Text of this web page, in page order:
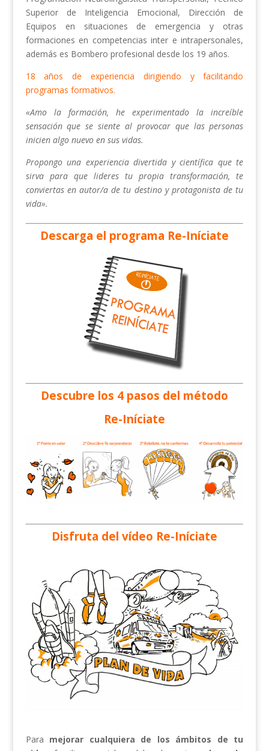
Superior de Inteligencia Emocional, Dirección de
Equipos en situaciones de emergencia y otras
formaciones en competencias inter e intrapersonales,
además es Bombero profesional desde los 19 años.
18 años de experiencia dirigiendo y facilitando
programas formativos.
«Amo la formación, he experimentado la increíble
sensación que se siente al provocar que las personas
inicien algo nuevo en sus vidas.
Propongo una experiencia divertida y científica que te
sirva para que lideres tu propia transformación, te
conviertas en autor/a de tu destino y protagonista de tu
vida».
Descarga el programa Re-Iníciate
Descubre los 4 pasos del método
Re-Iníciate
Disfruta del vídeo Re-Iníciate
Para mejorar cualquiera de los ámbitos de tu